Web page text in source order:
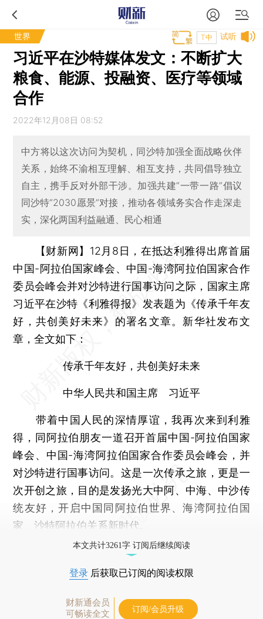
世界 试听
T中
习近平在沙特媒体发文：不断扩大
粮食、能源、投融资、医疗等领域
合作
2022年12月08日 08:52
中方将以这次访问为契机，同沙特加强全面战略伙伴
关系，始终不渝相互理解、相互支持，共同倡导独立
自主，携手反对外部干涉。加强共建“一带一路”倡议
同沙特“2030愿景”对接，推动各领域务实合作走深走
实，深化两国利益融通、民心相通
【财新网】 12月8日，在抵达利雅得出席首届
中国-阿拉伯国家峰会、中国-海湾阿拉伯国家合作
委员会峰会并对沙特进行国事访问之际，国家主席
习近平在沙特《利雅得报》发表题为《传承千年友
好，共创美好未来》的署名文章。新华社发布文
章，全文如下：
传承千年友好，共创美好未来
中华人民共和国主席 习近平
带着中国人民的深情厚谊，我再次来到利雅
得，同阿拉伯朋友一道召开首届中国-阿拉伯国家
峰会、中国-海湾阿拉伯国家合作委员会峰会，并
对沙特进行国事访问。这是一次传承之旅，更是一
次开创之旅，目的是发扬光大中阿、中海、中沙传
统友好，开启中国同阿拉伯世界、海湾阿拉伯国
家、沙特阿拉伯关系新时代。
本文共计3261字 订阅后继续阅读
登录 后获取已订阅的阅读权限
财新通会员
可畅读全文
订阅/会员升级